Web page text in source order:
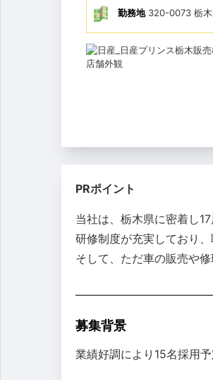
勤務地320-0073 栃木
PRポイント
当社は、栃木県に密着し
研修制度が充実しており
そして、ただ車の販売や
募集背景
業績好調により15名採用予